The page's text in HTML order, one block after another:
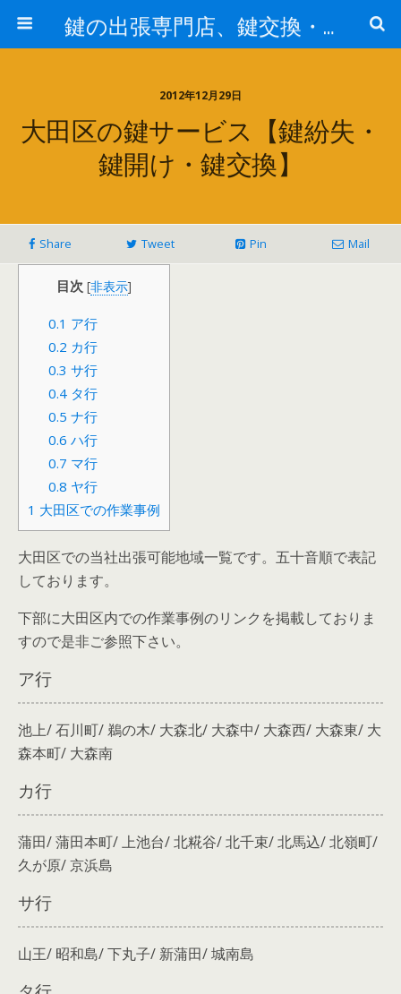
鍵の出張専門店、鍵交換・修理が格安料金/東京・埼玉・さいたま市
2012年12月29日
大田区の鍵サービス【鍵紛失・
鍵開け・鍵交換】
Share Tweet Pin Mail
目次 [非表示]
0.1 ア行
0.2 カ行
0.3 サ行
0.4タ行
0.5 ナ行
0.6 ハ行
0.7 マ行
0.8 ヤ行
1 大田区での作業事例
大田区での当社出張可能地域一覧です。五十音順で表記
しております。
下部に大田区内での作業事例のリンクを掲載しておりま
すので是非ご参照下さい。
ア行
池上/ 石川町/ 鵜の木/ 大森北/ 大森中/ 大森西/ 大森東/ 大
森本町/ 大森南
カ行
蒲田/ 蒲田本町/ 上池台/ 北糀谷/ 北千束/ 北馬込/ 北嶺町/
久が原/ 京浜島
サ行
山王/ 昭和島/ 下丸子/ 新蒲田/ 城南島